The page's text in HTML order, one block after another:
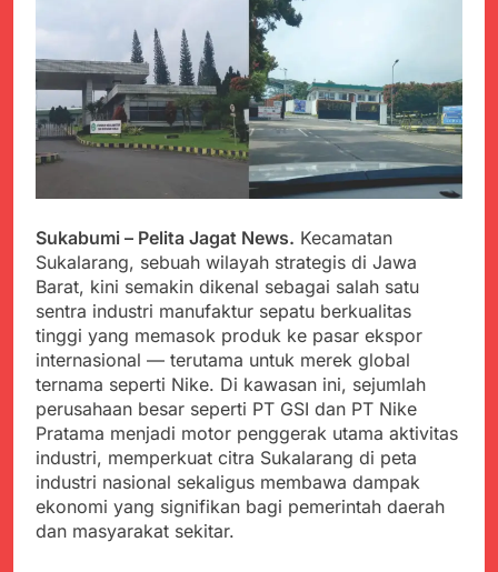
ADE SEBUT
PENYELENGGARAAN
SANGAT BAIK
Juli 22, 2024
Terungkap Dalang
Pemasok BHP Alkes ke
Puskesmas-
Puskesmas se-
kabupaten Sukabumi
selama 7 Tahun.
Juli 22, 2024
Warga Tersenyum
Bahagia Saat Satgas
Yonif 310/KK Bagikan
Puluhan Pakaian
Juli 22, 2024
Diduga Kadinkes Kab.
dalam pengadaan obat
akan kadaluarsa di
puskesmas.
Juli 22, 2024
Menkes diharap sidak
ke Dinkes dan keseluruh
Puskesmas di Kab.
Sukabumi terkait
Dugaan beredar nya
Obat obatan Kadaluarsa
Juli 21, 2024
Polres Sumenep
Ungkap Kasus
Pencabulan Terhadap
Anak
Juli 21, 2024
Kisruh terkait Dugaan
Puskesmas beli obat
akan Kadaluarsa,Ketua
Komisi 4 DPRD
Kabupaten Sukabumi
Juli 21, 2024
Perindah Gereja,
Satgas Yonif 310/KK
Sukabumi – Pelita Jagat News. Kecamatan
Sukalarang, sebuah wilayah strategis di Jawa
Barat, kini semakin dikenal sebagai salah satu
sentra industri manufaktur sepatu berkualitas
tinggi yang memasok produk ke pasar ekspor
internasional — terutama untuk merek global
ternama seperti Nike. Di kawasan ini, sejumlah
perusahaan besar seperti PT GSI dan PT Nike
Pratama menjadi motor penggerak utama aktivitas
industri, memperkuat citra Sukalarang di peta
industri nasional sekaligus membawa dampak
ekonomi yang signifikan bagi pemerintah daerah
dan masyarakat sekitar.